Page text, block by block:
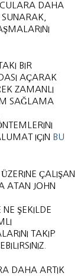
DAHA
BIR
AÇARAK
ZAMANLI
SAĞLAMA
IÇIN BU
ÇALIŞAN
ATAN JOHN
ŞEKILDE
TAKIP
DAHA ARTIK